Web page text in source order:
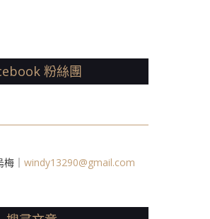
粉絲團
｜ windy13290@gmail.com